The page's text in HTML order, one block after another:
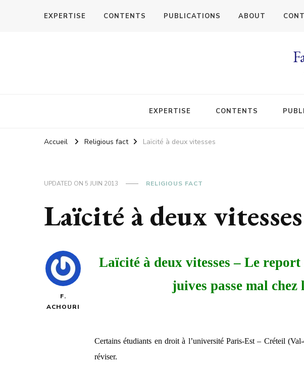
EXPERTISE CONTENTS PUBLICATIONS ABOUT
EXPERTISE CONTENTS
Accueil Religious fact Laïcité à deux vitesses
UPDATED ON 5 JUIN 2013 RELIGIOUS FACT
Laïcité à deux vitesses
F.
ACHOURI
Laïcité à deux vitesses – Le report
juives passe mal chez
Certains étudiants en droit à l’université Paris-Est – Créteil
réviser.